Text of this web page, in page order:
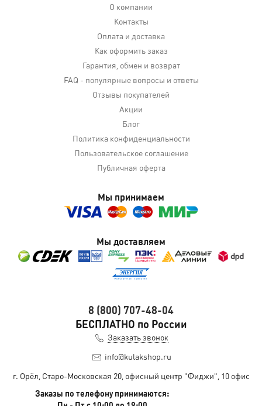
О компании
Контакты
Оплата и доставка
Как оформить заказ
Гарантия, обмен и возврат
FAQ - популярные вопросы и ответы
Отзывы покупателей
Акции
Блог
Политика конфиденциальности
Пользовательское соглашение
Публичная оферта
Мы принимаем
Мы доставляем
8 (800) 707-48-04
БЕСПЛАТНО по России
Заказать звонок
info@kulakshop.ru
г. Орёл, Старо-Московская 20, офисный центр "Фиджи", 10 офис
Заказы по телефону принимаются: